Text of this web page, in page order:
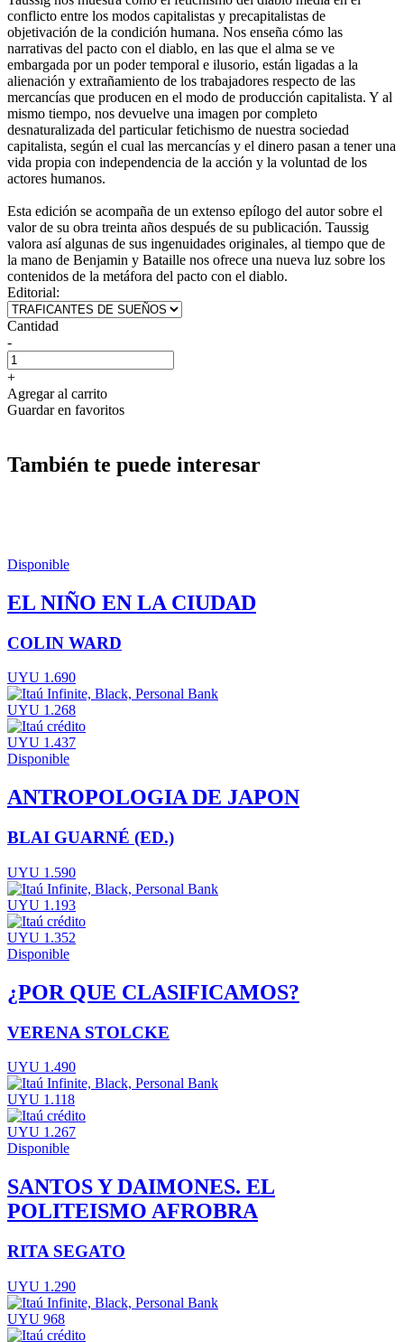
conflicto entre los modos capitalistas y precapitalistas de
objetivación de la condición humana. Nos enseña cómo las
narrativas del pacto con el diablo, en las que el alma se ve
embargada por un poder temporal e ilusorio, están ligadas a la
alienación y extrañamiento de los trabajadores respecto de las
mercancías que producen en el modo de producción capitalista. Y al
mismo tiempo, nos devuelve una imagen por completo
desnaturalizada del particular fetichismo de nuestra sociedad
capitalista, según el cual las mercancías y el dinero pasan a tener una
vida propia con independencia de la acción y la voluntad de los
actores humanos.
Esta edición se acompaña de un extenso epílogo del autor sobre el
valor de su obra treinta años después de su publicación. Taussig
valora así algunas de sus ingenuidades originales, al tiempo que de
la mano de Benjamin y Bataille nos ofrece una nueva luz sobre los
contenidos de la metáfora del pacto con el diablo.
Editorial:
Cantidad
-
+
Agregar al carrito
Guardar en favoritos
También te puede interesar
Disponible
EL NIÑO EN LA CIUDAD
COLIN WARD
UYU 1.690
UYU 1.268
UYU 1.437
Disponible
ANTROPOLOGIA DE JAPON
BLAI GUARNÉ (ED.)
UYU 1.590
UYU 1.193
UYU 1.352
Disponible
¿POR QUE CLASIFICAMOS?
VERENA STOLCKE
UYU 1.490
UYU 1.118
UYU 1.267
Disponible
SANTOS Y DAIMONES. EL
POLITEISMO AFROBRA
RITA SEGATO
UYU 1.290
UYU 968